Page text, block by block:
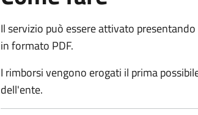
Il servizio può essere attivato
in formato PDF.
I rimborsi vengono erogati il prima
dell'ente.